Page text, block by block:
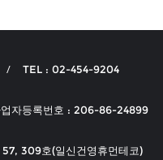
TEL : 02-454-9204
자등록번호 : 206-86-24899
309호(일신건영휴먼테코)